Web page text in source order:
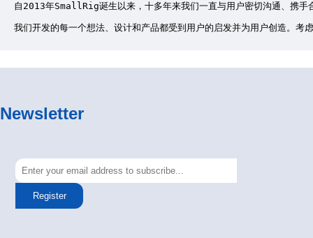
自2013年SmallRig诞生以来，十多年来我们一直与用户密切沟通、携手
我们开发的每一个想法、设计和产品都受到用户的启发并为用户创造。
Newsletter
Register